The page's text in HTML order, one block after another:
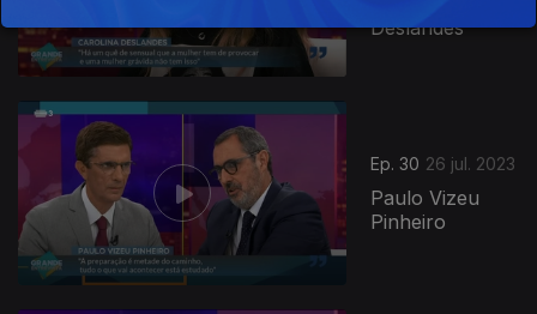
Deslandes
Ep. 30 26 jul. 2023
Paulo Vizeu
Pinheiro
706125